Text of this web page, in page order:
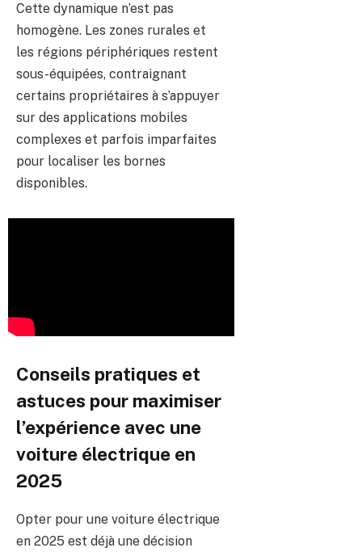
Cette dynamique n’est pas
homogène. Les zones rurales et
les régions périphériques restent
sous-équipées, contraignant
certains propriétaires à s’appuyer
sur des applications mobiles
complexes et parfois imparfaites
pour localiser les bornes
disponibles.
Conseils pratiques et
astuces pour maximiser
l’expérience avec une
voiture électrique en
2025
Opter pour une voiture électrique
en 2025 est déjà une décision